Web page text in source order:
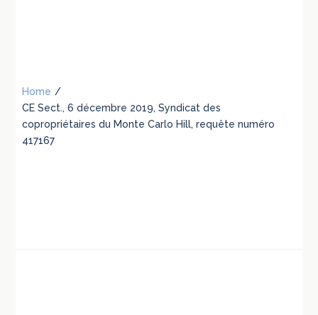
Home /
CE Sect., 6 décembre 2019, Syndicat des
copropriétaires du Monte Carlo Hill, requête numéro
417167